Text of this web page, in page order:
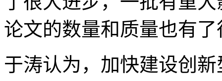
论文的数量和质量也有了
于涛认为，加快建设创